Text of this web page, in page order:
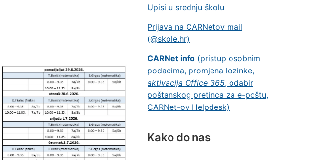
Upisi u srednju školu
Prijava na CARNetov mail
(@skole.hr)
CARNet info (pristup osobnim
podacima, promjena lozinke,
aktivacija Office 365, odabir
poštanskog pretinca za e-poštu,
CARNet-ov Helpdesk)
Kako do nas